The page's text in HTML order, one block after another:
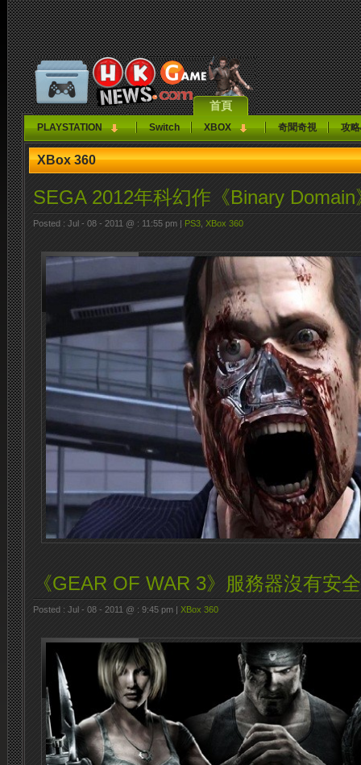
首頁
PLAYSTATION Switch XBOX 奇聞奇視 攻
XBox 360
SEGA 2012年科幻作《Binary Domain
Posted : Jul - 08 - 2011 @ : 11:55 pm | PS3 XBox 360
《GEAR OF WAR 3》服務器沒有安
Posted : Jul - 08 - 2011 @ : 9:45 pm | XBox 360